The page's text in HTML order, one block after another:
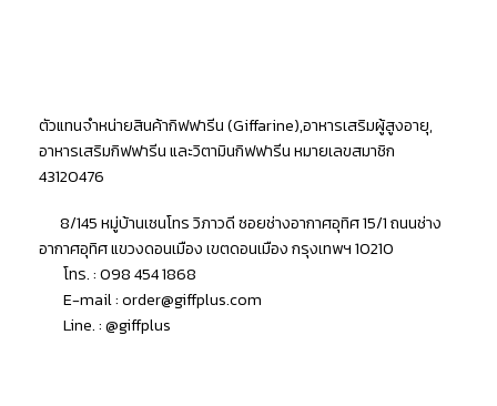
ตัวแทนจำหน่ายสินค้ากิฟฟารีน (Giffarine),อาหารเสริมผู้สูงอายุ,
อาหารเสริมกิฟฟารีน และวิตามินกิฟฟารีน หมายเลขสมาชิก
43120476
8/145 หมู่บ้านเซนโทร วิภาวดี ซอยช่างอากาศอุทิศ 15/1 ถนนช่าง
อากาศอุทิศ แขวงดอนเมือง เขตดอนเมือง กรุงเทพฯ 10210
โทร. : 098 454 1868
E-mail :order@giffplus.com
Line. : @giffplus